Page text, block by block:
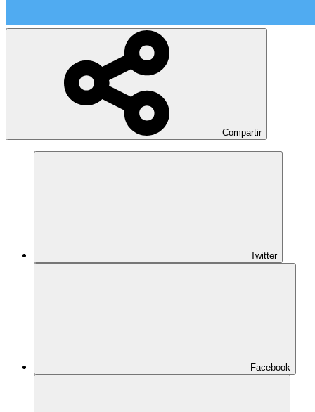
Compartir
Twitter
Facebook